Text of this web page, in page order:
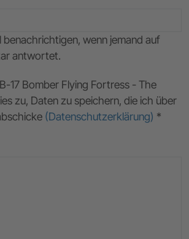
benachrichtigen, wenn jemand auf
antwortet.
17 Bomber Flying Fortress - The
zu, Daten zu speichern, die ich über
(Datenschutzerklärung) *